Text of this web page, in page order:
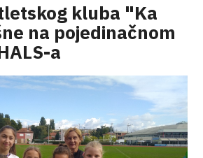
kluba "Ka
na pojedinačnom
a